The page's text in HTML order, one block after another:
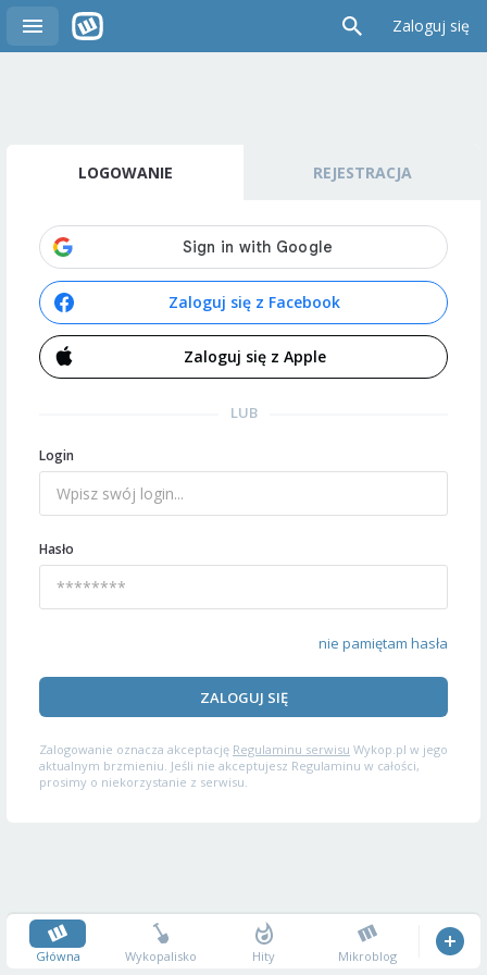
Zaloguj się
LOGOWANIE REJESTRACJA
Zaloguj się z Facebook
Zaloguj się z Apple
LUB
Login
Hasło
nie pamiętam hasła
ZALOGUJ SIĘ
Zalogowanie oznacza akceptację Regulaminu serwisu Wykop.pl w jego
aktualnym brzmieniu. Jeśli nie akceptujesz Regulaminu w całości,
prosimy o niekorzystanie z serwisu.
Główna Wykopalisko Hity Mikroblog